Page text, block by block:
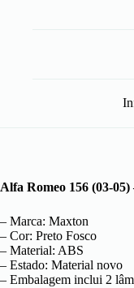
Alfa Romeo 156 (03-
– Marca: Maxton
– Cor: Preto Fosco
– Material: ABS
– Estado: Material novo
– Embalagem inclui 2